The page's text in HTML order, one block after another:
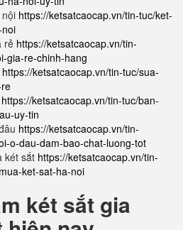
https://ketsatcaocap.vn/tin-tuc/ket-
rẻ https://ketsatcaocap.vn/tin-
gia-re-chinh-hang
https://ketsatcaocap.vn/tin-tuc/sua-
https://ketsatcaocap.vn/tin-tuc/ban-
uy-tin
https://ketsatcaocap.vn/tin-
o-dau-dam-bao-chat-luong-tot
két sắt https://ketsatcaocap.vn/tin-
ket-sat-ha-noi
két sắt gia